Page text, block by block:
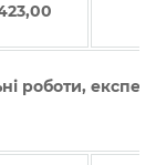
роботи,